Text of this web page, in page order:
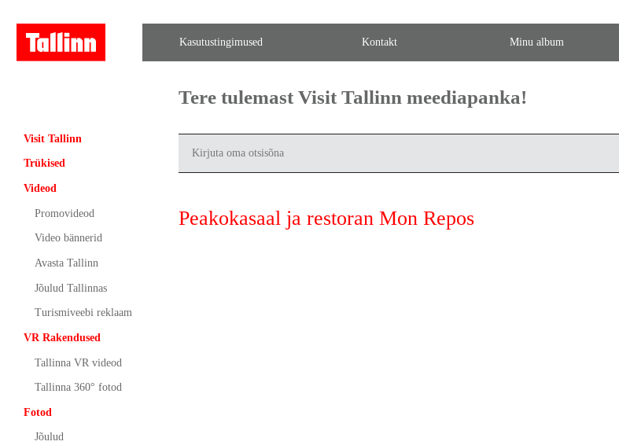
Kasutustingimused Kontakt Minu album
Visit Tallinn
Trükised
Videod
Promovideod
Video bännerid
Avasta Tallinn
Jõulud Tallinnas
Turismiveebi reklaam
VR Rakendused
Tallinna VR videod
Tallinna 360° fotod
Fotod
Jõulud
Tere tulemast Visit Tallinn meediapanka!
Peakokasaal ja restoran Mon Repos